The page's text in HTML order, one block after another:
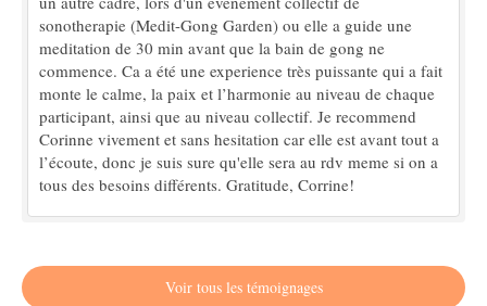
sonotherapie (Medit-Gong Garden) ou elle a guide une
meditation de 30 min avant que la bain de gong ne
commence. Ca a été une experience très puissante qui a fait
monte le calme, la paix et l’harmonie au niveau de chaque
participant, ainsi que au niveau collectif. Je recommend
Corinne vivement et sans hesitation car elle est avant tout a
l’écoute, donc je suis sure qu'elle sera au rdv meme si on a
tous des besoins différents. Gratitude, Corrine!
Voir tous les témoignages